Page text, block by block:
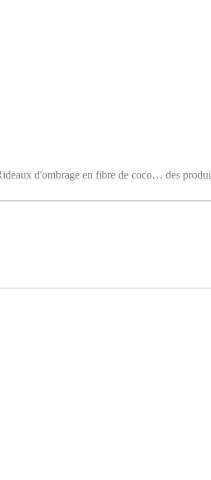
d'ombrage en fibre de coco… des